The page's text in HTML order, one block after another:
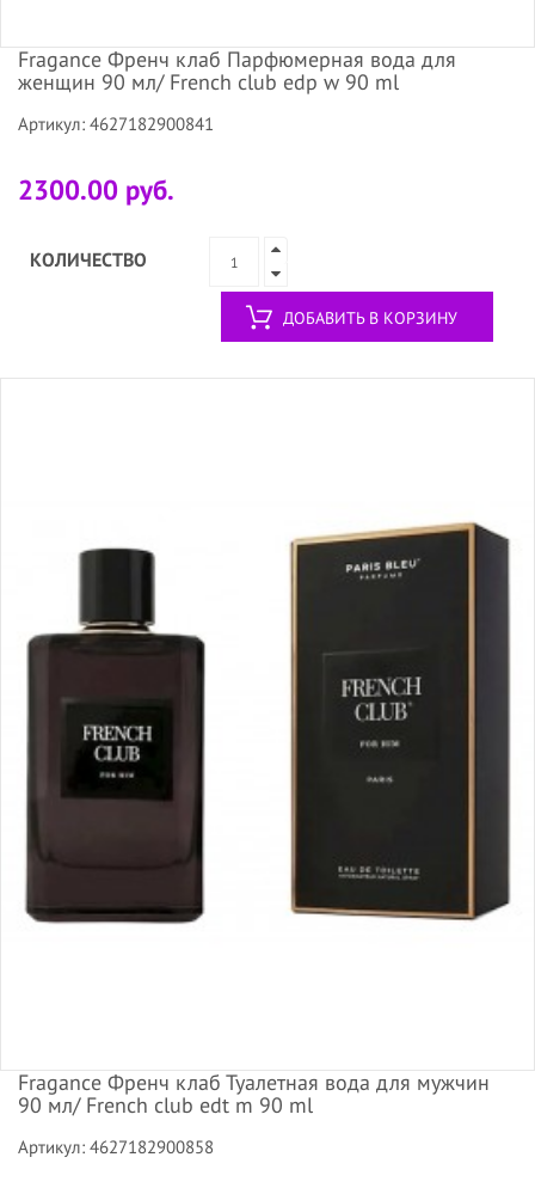
Fragance Френч клаб Парфюмерная вода для
женщин 90 мл/ French club edp w 90 ml
Артикул: 4627182900841
2300.00 руб.
КОЛИЧЕСТВО
ДОБАВИТЬ В КОРЗИНУ
Fragance Френч клаб Туалетная вода для мужчин
90 мл/ French club edt m 90 ml
Артикул: 4627182900858